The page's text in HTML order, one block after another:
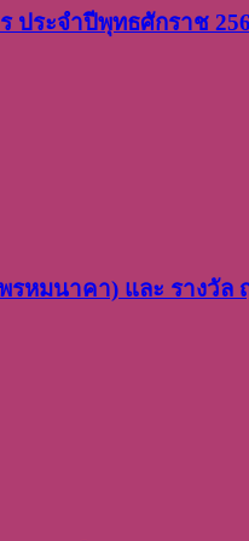
ระจำปีพุทธศักราช
หมนาคา) และ รางวัล